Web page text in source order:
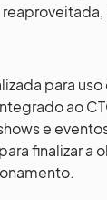
para
ao
e
finalizar a